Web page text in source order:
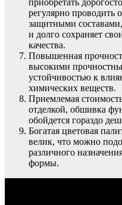
регулярно проводить
защитными
и долго сохраняет
качества.
Повышенная
высокими
устойчивостью к
химических веществ.
Приемлемая
отделкой, обшивка
обойдется гораздо
Богатая цветовая
велик, что можно
различного
формы.